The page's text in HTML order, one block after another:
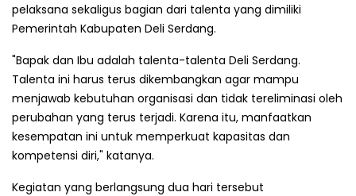
pelaksana sekaligus bagian dari talenta yang dimiliki
Pemerintah Kabupaten Deli Serdang.
"Bapak dan Ibu adalah talenta-talenta Deli Serdang.
Talenta ini harus terus dikembangkan agar mampu
menjawab kebutuhan organisasi dan tidak tereliminasi oleh
perubahan yang terus terjadi. Karena itu, manfaatkan
kesempatan ini untuk memperkuat kapasitas dan
kompetensi diri," katanya.
Kegiatan yang berlangsung dua hari tersebut